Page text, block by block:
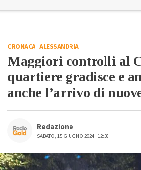
CRONACA-ALESSANDRIA
Maggiori controlli al
quartiere gradisce e
anche l’arrivo di
Redazione
SABATO, 15 GIUGNO 2024 - 12:58